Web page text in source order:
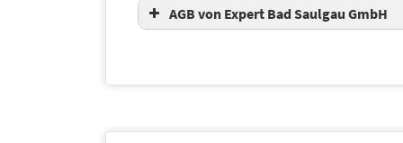
AGB von Expert Bad Saulgau GmbH